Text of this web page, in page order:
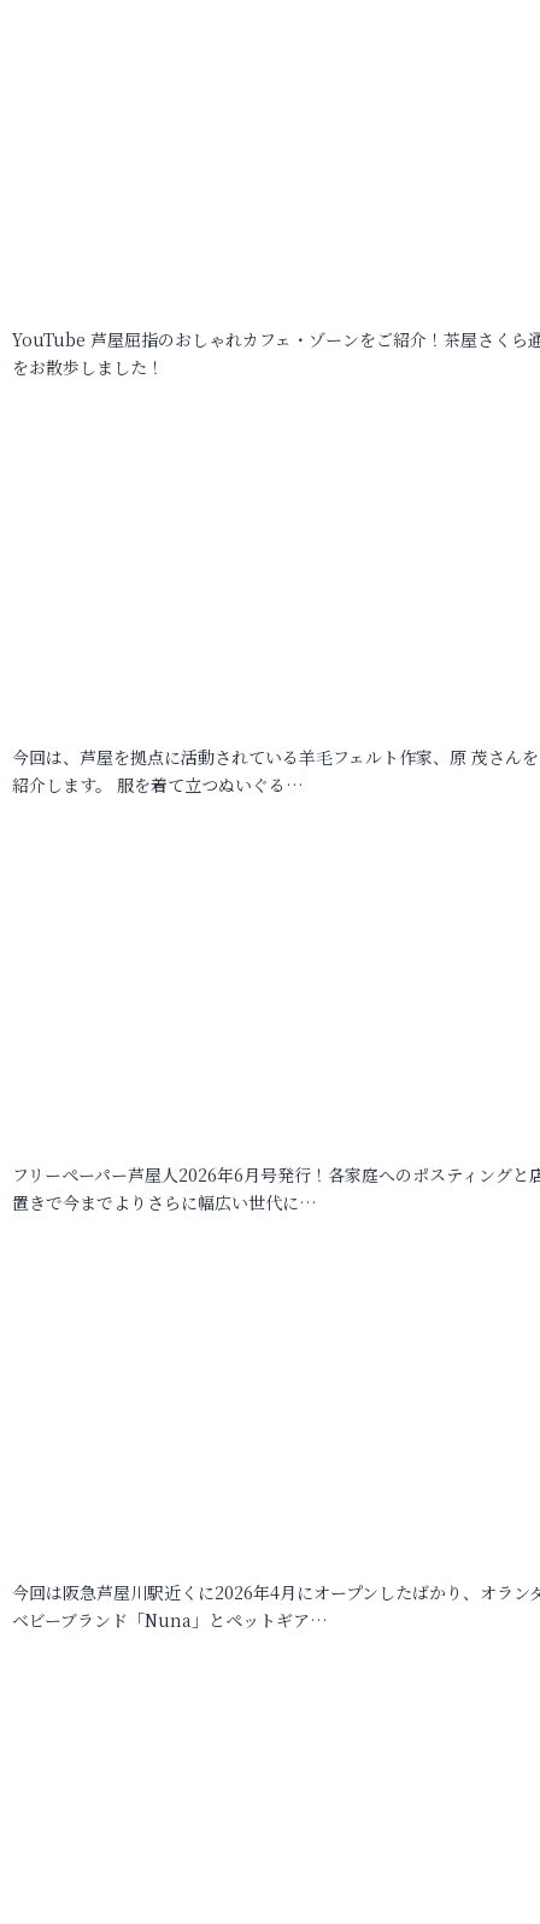
YouTube 芦屋屈指のおしゃれカフェ・ゾーンをご紹介！茶屋さくら
をお散歩しました！
今回は、芦屋を拠点に活動されている羊毛フェルト作家、原 茂さん
紹介します。 服を着て立つぬいぐる…
フリーペーパー芦屋人2026年6月号発行！各家庭へのポスティングと
置きで今までよりさらに幅広い世代に…
今回は阪急芦屋川駅近くに2026年4月にオープンしたばかり、オラン
ベビーブランド「Nuna」とペットギア…